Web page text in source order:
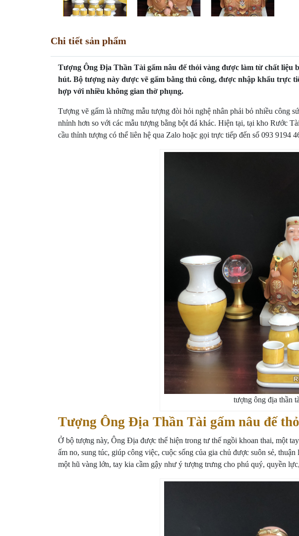
Chi tiết sản phẩm
Tượng Ông Địa Thần Tài gấm nâu đế thỏi vàng được làm từ chất liệu
hút. Bộ tượng này được vẽ gấm bằng thủ công, được nhập khẩu trực
hợp với nhiều không gian thờ phụng.
Tượng vẽ gấm là những mẫu tượng đòi hỏi nghệ nhân phải bỏ nhiều công
nhỉnh hơn so với các mẫu tượng bằng bột đá khác. Hiện tại, tại kho Rước
cầu thỉnh tượng có thể liên hệ qua Zalo hoặc gọi trực tiếp đến số 093 9194
tượng ông địa thần
Tượng Ông Địa Thần Tài gấm nâu đế
Ở bộ tượng này, Ông Địa được thể hiện trong tư thế ngồi khoan thai, một
ấm no, sung túc, giúp công việc, cuộc sống của gia chủ được suôn sẻ,
một hũ vàng lớn, tay kia cầm gậy như ý tượng trưng cho phú quý, quyền